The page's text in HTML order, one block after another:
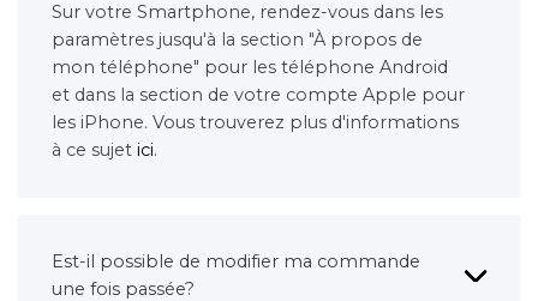
Sur votre Smartphone, rendez-vous dans les
paramètres jusqu'à la section "À propos de
mon téléphone" pour les téléphone Android
et dans la section de votre compte Apple pour
les iPhone. Vous trouverez plus d'informations
à ce sujet ici.
Est-il possible de modifier ma commande
une fois passée?